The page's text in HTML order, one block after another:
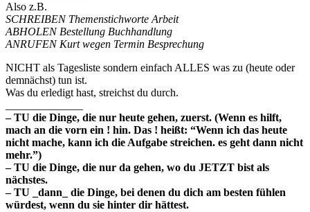
Also z.B.
SCHREIBEN Themenstichworte Arbeit
ABHOLEN Bestellung Buchhandlung
ANRUFEN Kurt wegen Termin Besprechung
NICHT als Tagesliste sondern einfach ALLES was zu (heute oder
demnächst) tun ist.
Was du erledigt hast, streichst du durch.
– TU die Dinge, die nur heute gehen, zuerst. (Wenn es hilft,
mach an die vorn ein ! hin. Das ! heißt: “Wenn ich das heute
nicht mache, kann ich die Aufgabe streichen. es geht dann nicht
mehr.”)
– TU die Dinge, die nur da gehen, wo du JETZT bist als
nächstes.
– TU _dann_ die Dinge, bei denen du dich am besten fühlen
würdest, wenn du sie hinter dir hättest.